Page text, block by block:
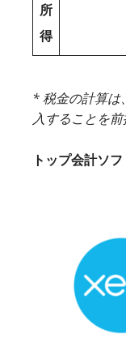
所
得
* 税金の計算は
入することを前
トップ会計ソフ